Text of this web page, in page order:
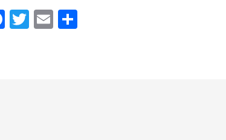
Facebook
Twitter
Email